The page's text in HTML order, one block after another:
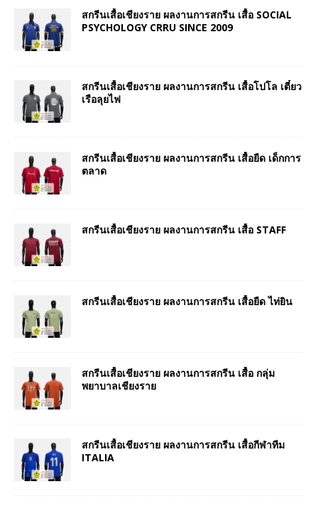
สกรีนเสื้อเชียงราย ผลงานการสกรีน เสื้อ SOCIAL
PSYCHOLOGY CRRU SINCE 2009
สกรีนเสื้อเชียงราย ผลงานการสกรีน เสื้อโปโล เตี๋ยว
เรือลุยไฟ
สกรีนเสื้อเชียงราย ผลงานการสกรีน เสื้อยืด เด็กการ
ตลาด
สกรีนเสื้อเชียงราย ผลงานการสกรีน เสื้อ STAFF
สกรีนเสื้อเชียงราย ผลงานการสกรีน เสื้อยืด ไท่ยิน
สกรีนเสื้อเชียงราย ผลงานการสกรีน เสื้อ กลุ่ม
พยาบาลเชียงราย
สกรีนเสื้อเชียงราย ผลงานการสกรีน เสื้อกีฬาทีม
ITALIA